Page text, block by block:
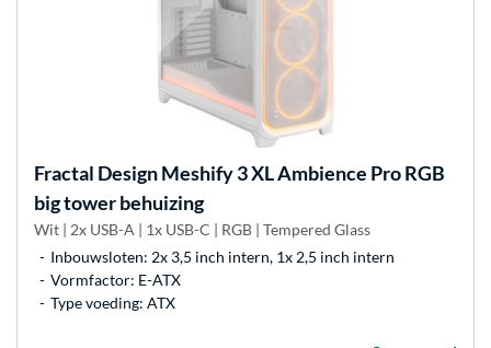
Fractal DesignMeshify 3 XL Ambience Pro RGB
big tower behuizing
Wit | 2x USB-A | 1x USB-C | RGB | Tempered Glass
Inbouwsloten: 2x 3,5 inch intern, 1x 2,5 inch intern
Vormfactor: E-ATX
Type voeding: ATX